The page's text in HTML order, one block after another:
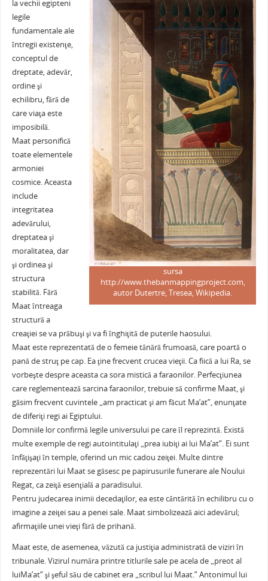
b
o
o
k
e
st
s
A
p
p
je
a
ză
sursa
http://www.thebanmappingproject.com,
autor Dutertre, Tresea, Wikipedia.
la vechii egipteni
legile
fundamentale ale
întregii existenţe,
conceptul de
dreptate, adevăr,
ordine şi
echilibru, fără de
care viaţa este
imposibilă.
Maat personifică
toate elementele
armoniei
cosmice. Aceasta
include
integritatea
adevărului,
dreptatea şi
moralitatea, dar
şi ordinea şi
structura
stabilită. Fără
Maat întreaga
structură a
creaţiei se va prăbuşi şi va fi înghiţită de puterile haosului.
Maat este reprezentată de o femeie tânără frumoasă, care poartă o
pană de struţ pe cap. Ea ţine frecvent crucea vieţii. Ca fiică a lui Ra, se
vorbeşte despre aceasta ca sora mistică a faraonilor. Perfecţiunea
care reglementează sarcina faraonilor, trebuie să confirme Maat, şi
găsim frecvent cuvintele „am practicat şi am făcut Ma’at”, enunţate
de diferiţi regi ai Egiptului.
Domniile lor confirmă legile universului pe care îl reprezintă. Există
multe exemple de regi autointitulaţi „prea iubiţi ai lui Ma’at”. Ei sunt
înfăţişaţi în temple, oferind un mic cadou zeiţei. Multe dintre
reprezentări lui Maat se găsesc pe papirusurile funerare ale Noului
Regat, ca zeiţă esenţială a paradisului.
Pentru judecarea inimii decedaţilor, ea este cântărită în echilibru cu o
imagine a zeiţei sau a penei sale. Maat simbolizează aici adevărul;
afirmaţiile unei vieţi fără de prihană.
Maat este, de asemenea, văzută ca justiţia administrată de viziri în
tribunale. Vizirul număra printre titlurile sale pe acela de „preot al
luiMa’at” şi şeful său de cabinet era „scribul lui Maat.” Antonimul lui